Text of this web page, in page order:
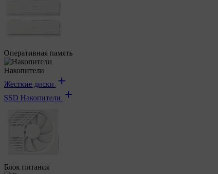
Оперативная память
Накопители
Жесткие диски
SSD Накопители
Блок питания